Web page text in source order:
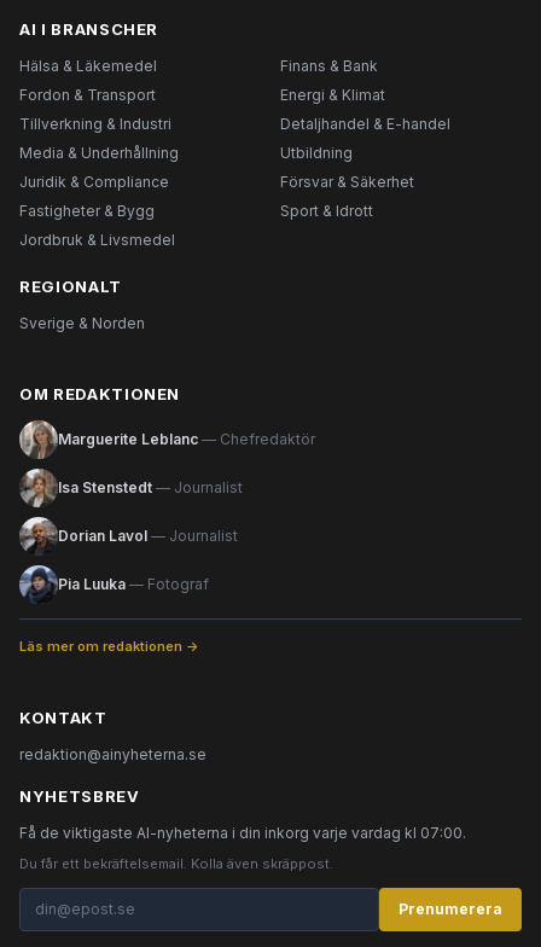
AI I BRANSCHER
Hälsa & Läkemedel
Finans & Bank
Fordon & Transport
Energi & Klimat
Tillverkning & Industri
Detaljhandel & E-handel
Media & Underhållning
Utbildning
Juridik & Compliance
Försvar & Säkerhet
Fastigheter & Bygg
Sport & Idrott
Jordbruk & Livsmedel
REGIONALT
Sverige & Norden
OM REDAKTIONEN
Marguerite Leblanc — Chefredaktör
Isa Stenstedt — Journalist
Dorian Lavol — Journalist
Pia Luuka — Fotograf
Läs mer om redaktionen →
KONTAKT
redaktion@ainyheterna.se
NYHETSBREV
Få de viktigaste AI-nyheterna i din inkorg varje vardag kl 07:00.
Du får ett bekräftelsemail. Kolla även skräppost.
Prenumerera